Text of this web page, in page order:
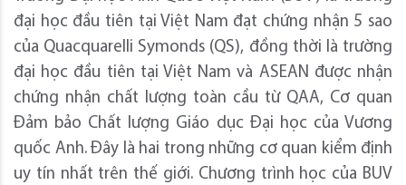
đại học đầu tiên tại Việt Nam đạt chứng nhận 5 sao
của Quacquarelli Symonds (QS), đồng thời là trường
đại học đầu tiên tại Việt Nam và ASEAN được nhận
chứng nhận chất lượng toàn cầu từ QAA, Cơ quan
Đảm bảo Chất lượng Giáo dục Đại học của Vương
quốc Anh. Đây là hai trong những cơ quan kiểm định
uy tín nhất trên thế giới. Chương trình học của BUV